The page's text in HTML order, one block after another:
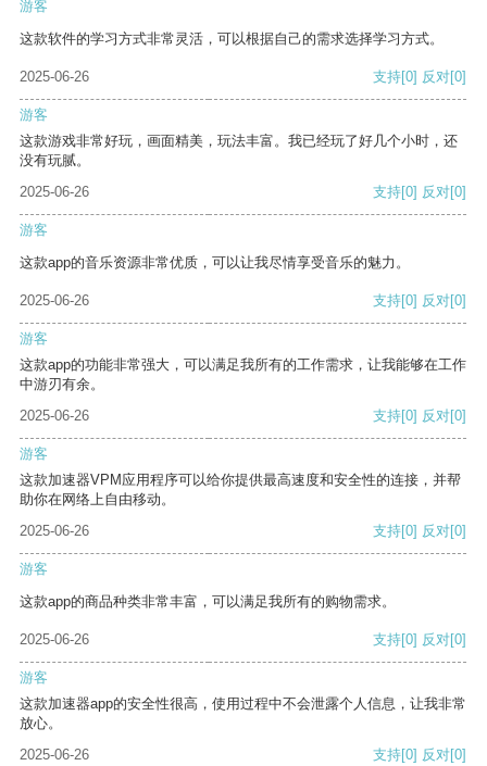
游客
这款软件的学习方式非常灵活，可以根据自己的需求选择学习方式。
2025-06-26 支持[0] 反对[0]
游客
这款游戏非常好玩，画面精美，玩法丰富。我已经玩了好几个小时，还
没有玩腻。
2025-06-26
支持[0] 反对[0]
游客
这款app的音乐资源非常优质，可以让我尽情享受音乐的魅力。
2025-06-26 支持[0] 反对[0]
游客
这款app的功能非常强大，可以满足我所有的工作需求，让我能够在工作
中游刃有余。
2025-06-26
支持[0] 反对[0]
游客
这款加速器VPM应用程序可以给你提供最高速度和安全性的连接，并帮
助你在网络上自由移动。
2025-06-26
支持[0] 反对[0]
游客
这款app的商品种类非常丰富，可以满足我所有的购物需求。
2025-06-26 支持[0] 反对[0]
游客
这款加速器app的安全性很高，使用过程中不会泄露个人信息，让我非常
放心。
2025-06-26
支持[0] 反对[0]